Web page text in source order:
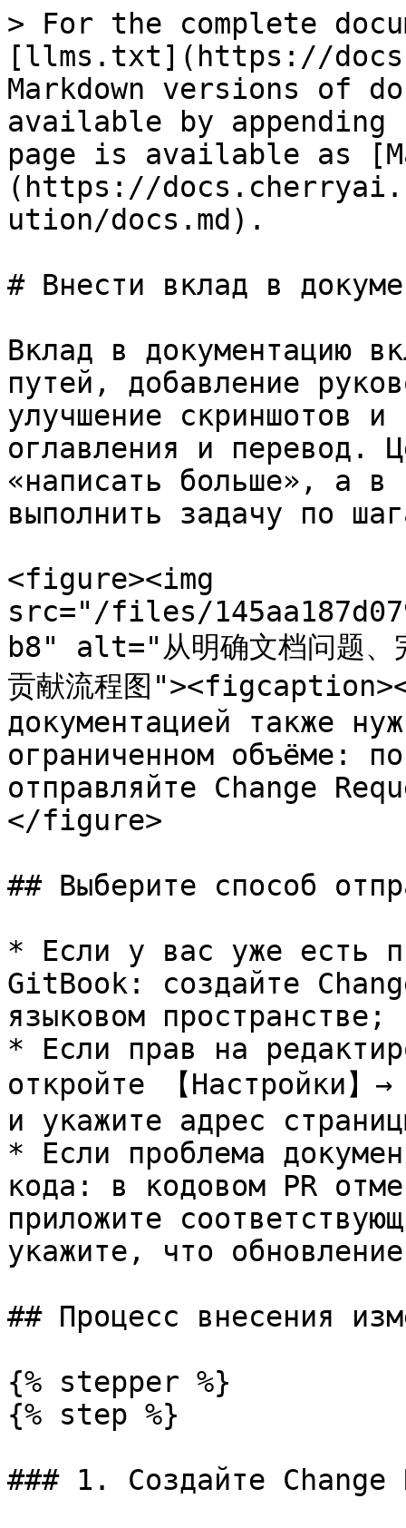
> For the complete
[llms.txt](https://
Markdown versions of
available by
page is available as
(https://
ution/docs.md).
# Внести вклад в
Вклад в документацию
путей, добавление
улучшение скриншотов и
оглавления и перевод.
«написать больше», а в
выполнить задачу по
<figure><img
src="/files/
b8" alt="从明确文档问题、
贡献流程图
документацией также
ограниченном объёме:
отправляйте Change
</figure>
## Выберите способ
* Если у вас уже есть
GitBook: создайте
языковом пространстве;
* Если прав на
откройте 【Настройки】
и укажите адрес
* Если проблема
кода: в кодовом PR
приложите
укажите, что
## Процесс внесения
{% stepper %}
{% step %}
### 1. Создайте Change